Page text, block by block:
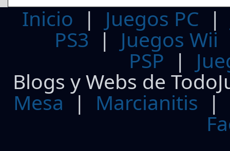
Inicio | Juegos PC
PS3| Juegos Wii
PSP |
Blogs y Webs de
Mesa | Marcianitis |